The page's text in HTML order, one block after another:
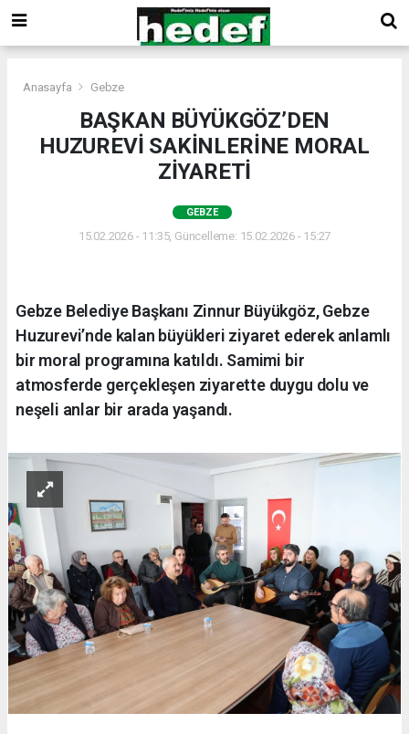
Anasayfa Gebze
BAŞKAN BÜYÜKGÖZ’DEN
HUZUREVİ SAKİNLERİNE MORAL
ZİYARETİ
GEBZE
15.02.2026 - 11:35, Güncelleme: 15.02.2026 - 15:27
Gebze Belediye Başkanı Zinnur Büyükgöz, Gebze
Huzurevi’nde kalan büyükleri ziyaret ederek anlamlı
bir moral programına katıldı. Samimi bir
atmosferde gerçekleşen ziyarette duygu dolu ve
neşeli anlar bir arada yaşandı.